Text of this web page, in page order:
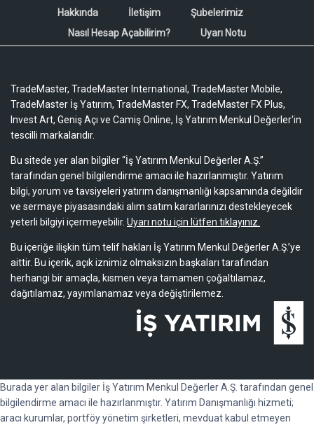
Hakkında İletişim
Şubelerimiz
Nasıl Hesap Açabilirim?
Uyarı Notu
TradeMaster, TradeMaster International, TradeMaster Mobile,
TradeMaster İş Yatırım, TradeMaster FX, TradeMaster FX Plus,
Invest Art, Geniş Açı ve Camiş Online, İş Yatırım Menkul Değerler'in
tescilli markalarıdır.
Bu sitede yer alan bilgiler “İş Yatırım Menkul Değerler A.Ş.”
tarafından genel bilgilendirme amacı ile hazırlanmıştır. Yatırım
bilgi, yorum ve tavsiyeleri yatırım danışmanlığı kapsamında değildir
ve sermaye piyasasındaki alım satım kararlarınızı destekleyecek
yeterli bilgiyi içermeyebilir. Uyarı notu için lütfen tıklayınız.
Bu içeriğe ilişkin tüm telif hakları İş Yatırım Menkul Değerler A.Ş.’ye
aittir. Bu içerik, açık iznimiz olmaksızın başkaları tarafından
herhangi bir amaçla, kısmen veya tamamen çoğaltılamaz,
dağıtılamaz, yayımlanamaz veya değiştirilemez.
Burada yer alan bilgiler İş Yatırım Menkul Değerler A.Ş. tarafından genel
bilgilendirme amacı ile hazırlanmıştır. Yatırım Danışmanlığı hizmeti;
aracı kurumlar, portföy yönetim şirketleri, mevduat kabul etmeyen